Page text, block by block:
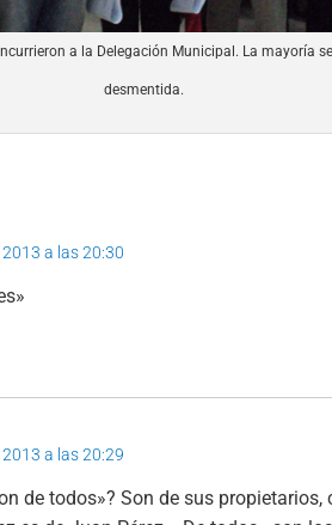
a la Delegación Municipal. La mayoría
desmentida.
a las 20:30
a las 20:29
de todos»? Son de sus propietarios,